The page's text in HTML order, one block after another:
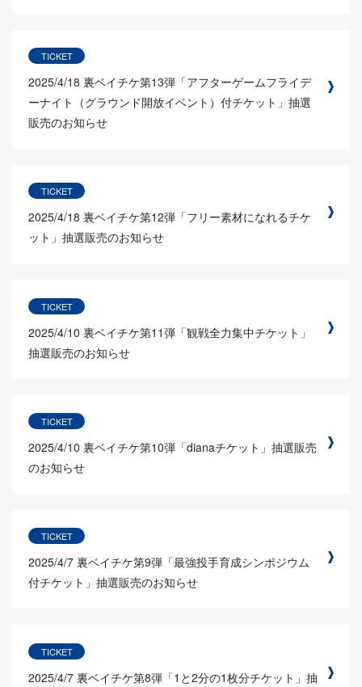
TICKET
2025/4/18 裏ベイチケ第13弾「アフターゲームフライデ
ーナイト（グラウンド開放イベント）付チケット」抽選
販売のお知らせ
TICKET
2025/4/18 裏ベイチケ第12弾「フリー素材になれるチケ
ット」抽選販売のお知らせ
TICKET
2025/4/10 裏ベイチケ第11弾「観戦全力集中チケット」
抽選販売のお知らせ
TICKET
2025/4/10 裏ベイチケ第10弾「dianaチケット」抽選販売
のお知らせ
TICKET
2025/4/7 裏ベイチケ第9弾「最強投手育成シンポジウム
付チケット」抽選販売のお知らせ
TICKET
2025/4/7 裏ベイチケ第8弾「1と2分の1枚分チケット」抽